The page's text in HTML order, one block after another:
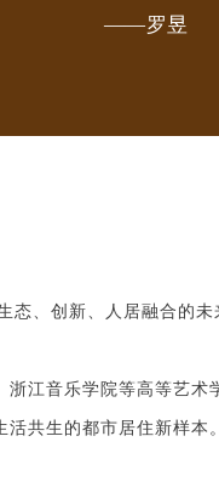
——罗昱
态、创新、人居融合的未
江音乐学院等高等艺术
共生的都市居住新样本。